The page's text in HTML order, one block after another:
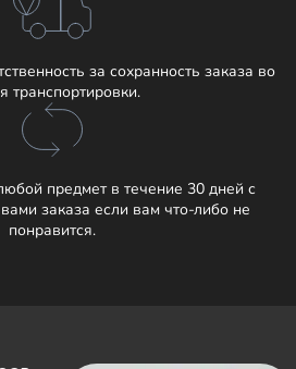
за сохранность заказа во
транспортировки.
предмет в течение 30 дней с
заказа если вам что-либо не
понравится.